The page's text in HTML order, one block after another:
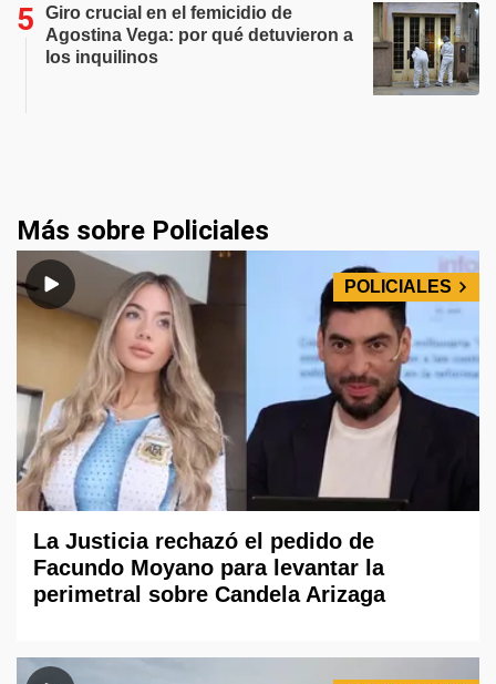
Giro crucial en el femicidio de
Agostina Vega: por qué detuvieron a
los inquilinos
Más sobre Policiales
POLICIALES
La Justicia rechazó el pedido de
Facundo Moyano para levantar la
perimetral sobre Candela Arizaga